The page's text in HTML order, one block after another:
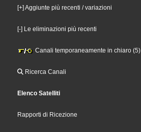
[+] Aggiunte più recenti / variazioni
[-] Le eliminazioni più recenti
Canali temporaneamente in chiaro (5)
Ricerca Canali
Elenco Satelliti
Rapporti di Ricezione